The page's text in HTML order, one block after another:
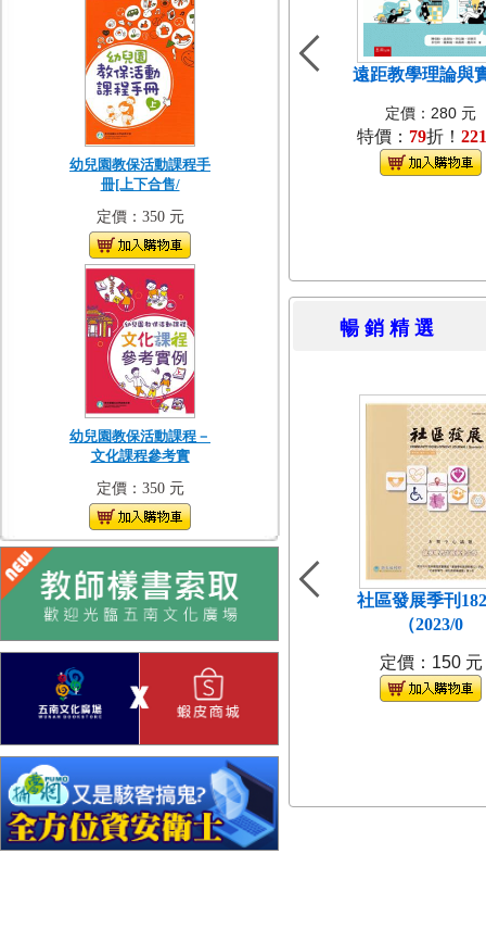
幼兒園教保活動課程手
冊[上下合售/
定價：350 元
幼兒園教保活動課程－
文化課程參考實
定價：350 元
遠距教學理論與
定價：280 元
特價： 79折！ 221
暢 銷 精
社區發展季刊
（2023/0
定價：150 元